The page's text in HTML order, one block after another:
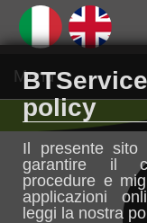
Menu
policy
Il presente sito
garantire il
procedure e
applicazioni
leggi la nostra